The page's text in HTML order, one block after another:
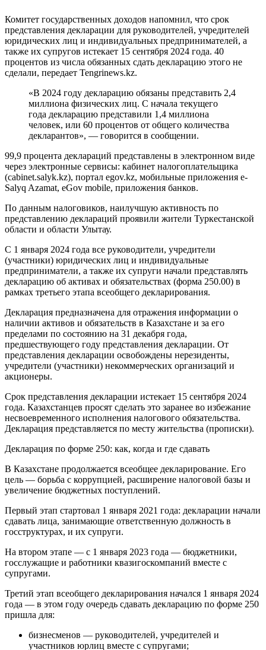
Комитет государственных доходов напомнил, что срок
представления декларации для руководителей, учредителей
юридических лиц и индивидуальных предпринимателей, а
также их супругов истекает 15 сентября 2024 года. 40
процентов из числа обязанных сдать декларацию этого не
сделали, передает Tengrinews.kz.
«В 2024 году декларацию обязаны представить 2,4
миллиона физических лиц. С начала текущего
года декларацию представили 1,4 миллиона
человек, или 60 процентов от общего количества
декларантов», — говорится в сообщении.
99,9 процента деклараций представлены в электронном виде
через электронные сервисы: кабинет налогоплательщика
(cabinet.salyk.kz), портал egov.kz, мобильные приложения е-
Salyq Azamat, eGov mobile, приложения банков.
По данным налоговиков, наилучшую активность по
представлению деклараций проявили жители Туркестанской
области и области Улытау.
С 1 января 2024 года все руководители, учредители
(участники) юридических лиц и индивидуальные
предприниматели, а также их супруги начали представлять
декларацию об активах и обязательствах (форма 250.00) в
рамках третьего этапа всеобщего декларирования.
Декларация предназначена для отражения информации о
наличии активов и обязательств в Казахстане и за его
пределами по состоянию на 31 декабря года,
предшествующего году представления декларации. От
представления декларации освобождены нерезиденты,
учредители (участники) некоммерческих организаций и
акционеры.
Срок представления декларации истекает 15 сентября 2024
года. Казахстанцев просят сделать это заранее во избежание
несвоевременного исполнения налогового обязательства.
Декларация представляется по месту жительства (прописки).
Декларация по форме 250: как, когда и где сдавать
В Казахстане продолжается всеобщее декларирование. Его
цель — борьба с коррупцией, расширение налоговой базы и
увеличение бюджетных поступлений.
Первый этап стартовал 1 января 2021 года: декларации начали
сдавать лица, занимающие ответственную должность в
госструктурах, и их супруги.
На втором этапе — с 1 января 2023 года — бюджетники,
госслужащие и работники квазигоскомпаний вместе с
супругами.
Третий этап всеобщего декларирования начался 1 января 2024
года — в этом году очередь сдавать декларацию по форме 250
пришла для:
бизнесменов — руководителей, учредителей и
участников юрлиц вместе с супругами;